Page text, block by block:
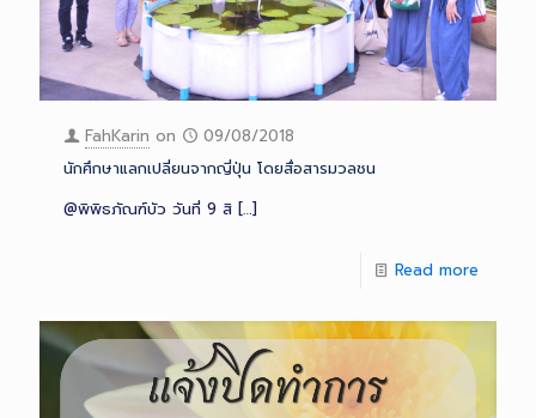
FahKarin on
09/08/2018
นักศึกษาแลกเปลี่ยนจากญี่ปุ่น โดยสื่อสารมวลชน
@พิพิธภัณฑ์บัว วันที่ 9 สิ […]
Read more